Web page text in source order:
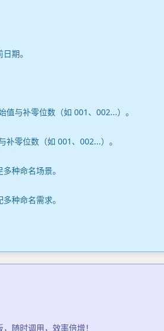
期。
与补零位数（如 001、002...）。
零位数（如 001、002...）。
种命名场景。
种命名需求。
随时调用，效率倍增！